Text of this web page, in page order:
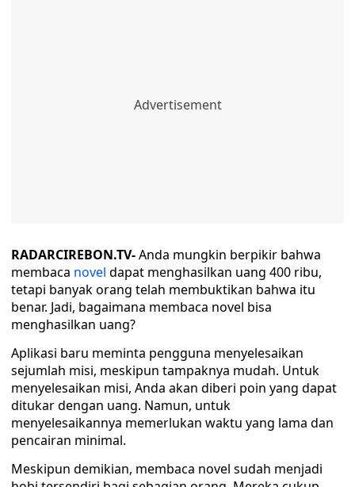
RADARCIREBON.TV-Anda mungkin berpikir bahwa
membaca novel dapat menghasilkan uang 400 ribu,
tetapi banyak orang telah membuktikan bahwa itu
benar. Jadi, bagaimana membaca novel bisa
menghasilkan uang?
Aplikasi baru meminta pengguna menyelesaikan
sejumlah misi, meskipun tampaknya mudah. Untuk
menyelesaikan misi, Anda akan diberi poin yang dapat
ditukar dengan uang. Namun, untuk
menyelesaikannya memerlukan waktu yang lama dan
pencairan minimal.
Meskipun demikian, membaca novel sudah menjadi